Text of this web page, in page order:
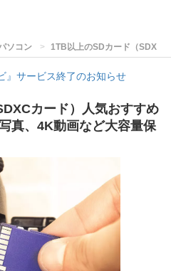
ソコン 1TB以上のSDカード（SDXC
』サービス終了のお知らせ
カード）人気おすすめ
真、4K動画など大容量保